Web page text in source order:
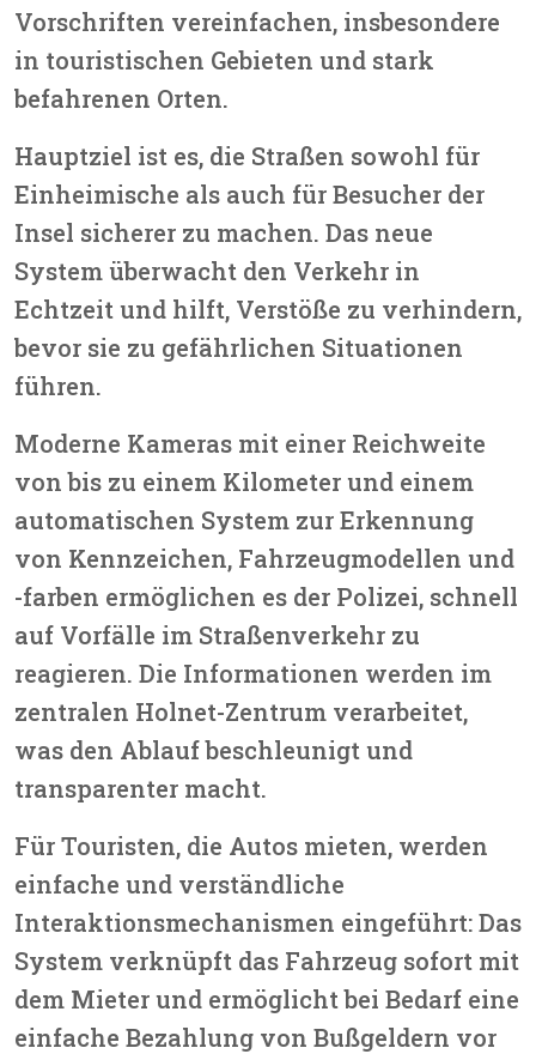
Vorschriften vereinfachen, insbesondere
in touristischen Gebieten und stark
befahrenen Orten.
Hauptziel ist es, die Straßen sowohl für
Einheimische als auch für Besucher der
Insel sicherer zu machen. Das neue
System überwacht den Verkehr in
Echtzeit und hilft, Verstöße zu verhindern,
bevor sie zu gefährlichen Situationen
führen.
Moderne Kameras mit einer Reichweite
von bis zu einem Kilometer und einem
automatischen System zur Erkennung
von Kennzeichen, Fahrzeugmodellen und
-farben ermöglichen es der Polizei, schnell
auf Vorfälle im Straßenverkehr zu
reagieren. Die Informationen werden im
zentralen Holnet-Zentrum verarbeitet,
was den Ablauf beschleunigt und
transparenter macht.
Für Touristen, die Autos mieten, werden
einfache und verständliche
Interaktionsmechanismen eingeführt: Das
System verknüpft das Fahrzeug sofort mit
dem Mieter und ermöglicht bei Bedarf eine
einfache Bezahlung von Bußgeldern vor